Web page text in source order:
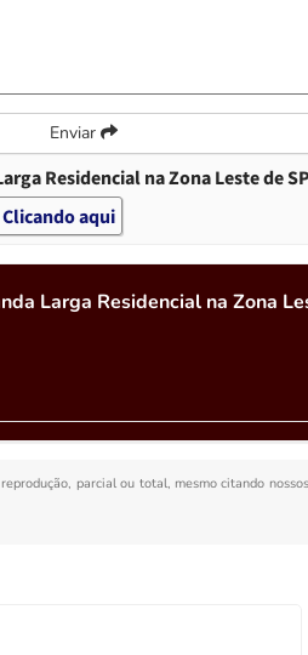
Enviar
Residencial na Zona Leste de
Clicando aqui
Larga Residencial na Zona
parcial ou total, mesmo citando